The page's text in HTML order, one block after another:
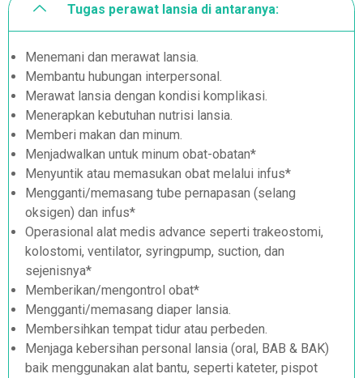
Tugas perawat lansia di antaranya:
Menemani dan merawat lansia.
Membantu hubungan interpersonal.
Merawat lansia dengan kondisi komplikasi.
Menerapkan kebutuhan nutrisi lansia.
Memberi makan dan minum.
Menjadwalkan untuk minum obat-obatan*
Menyuntik atau memasukan obat melalui infus*
Mengganti/memasang tube pernapasan (selang
oksigen) dan infus*
Operasional alat medis advance seperti trakeostomi,
kolostomi, ventilator, syringpump, suction, dan
sejenisnya*
Memberikan/mengontrol obat*
Mengganti/memasang diaper lansia.
Membersihkan tempat tidur atau perbeden.
Menjaga kebersihan personal lansia (oral, BAB & BAK)
baik menggunakan alat bantu, seperti kateter, pispot